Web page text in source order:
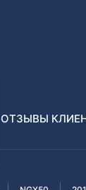
ОТЗЫВЫ